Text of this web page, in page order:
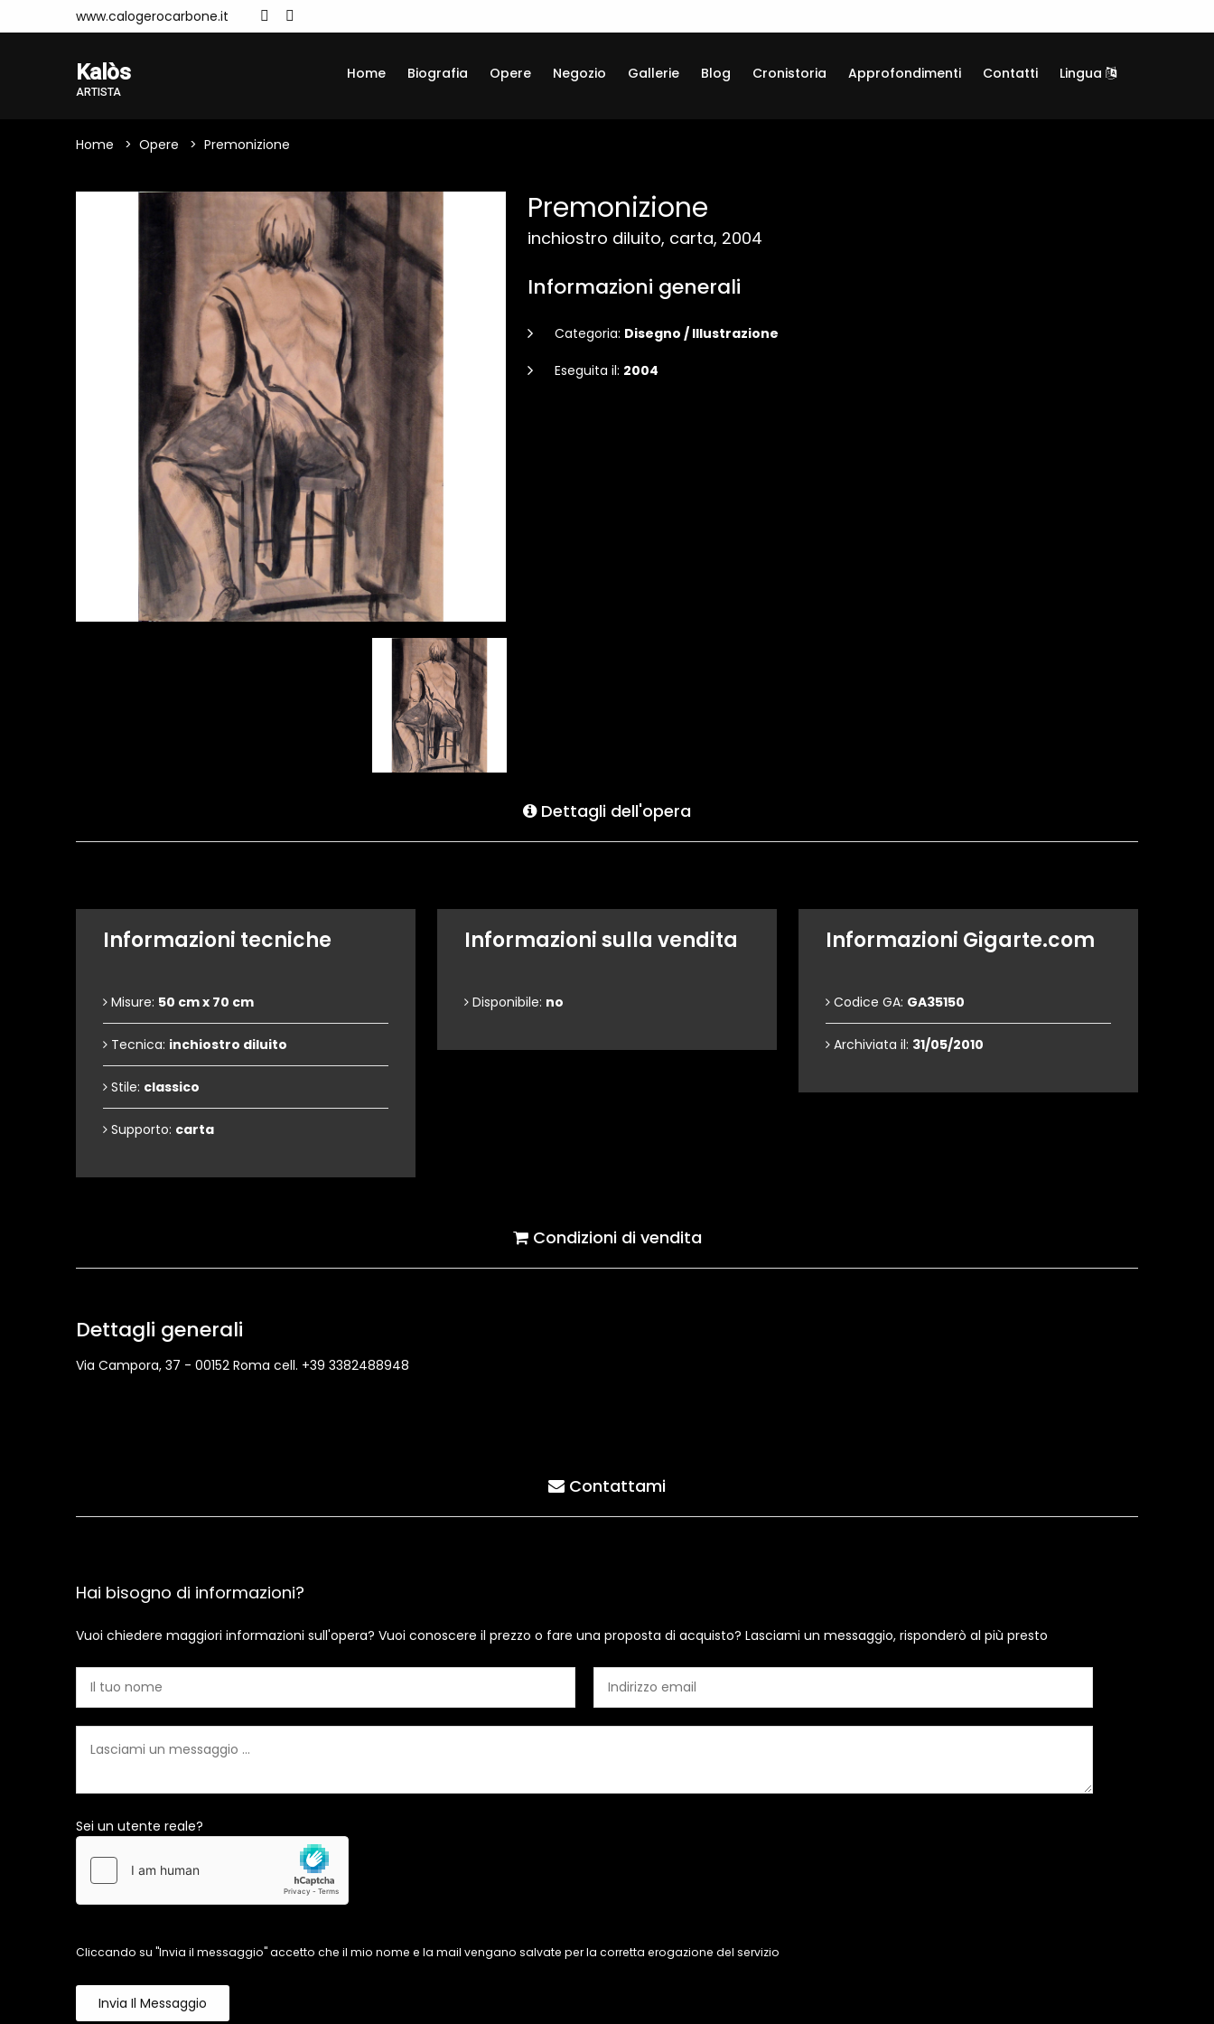
www.calogerocarbone.it
Kalòs
ARTISTA
Home Biografia Opere Negozio Gallerie Blog Cronistoria Approfondimenti Contatti Lingua
Home Opere Premonizione
Premonizione
inchiostro diluito, carta, 2004
Informazioni generali
Categoria: Disegno / Illustrazione
Eseguita il: 2004
Dettagli dell'opera
Informazioni tecniche
Misure: 50 cm x 70 cm
Tecnica: inchiostro diluito
Stile: classico
Supporto: carta
Informazioni sulla vendita
Disponibile: no
Informazioni Gigarte.com
Codice GA: GA35150
Archiviata il: 31/05/2010
Condizioni di vendita
Dettagli generali
Via Campora, 37 - 00152 Roma cell. +39 3382488948
Contattami
Hai bisogno di informazioni?
Vuoi chiedere maggiori informazioni sull'opera? Vuoi conoscere il prezzo o fare una proposta di acquisto? Lasciami un messaggio, risponderò al più presto
Sei un utente reale?
Cliccando su "Invia il messaggio" accetto che il mio nome e la mail vengano salvate per la corretta erogazione del servizio
Invia Il Messaggio